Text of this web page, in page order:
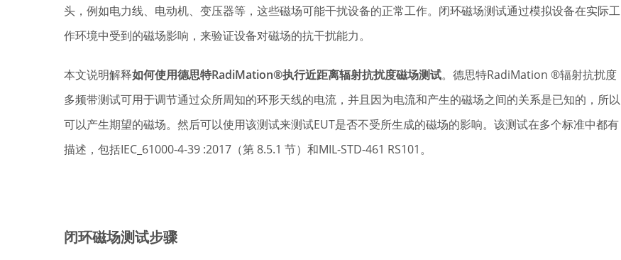
头，例如电力线、电动机、变压器等，这些磁场可能干扰设备的正常工作。闭环磁场测试通过模拟设备在实际工
作环境中受到的磁场影响，来验证设备对磁场的抗干扰能力。
本文说明解释如何使用德思特RadiMation®执行近距离辐射抗扰度磁场测试。德思特RadiMation ®辐射抗扰度
多频带测试可用于调节通过众所周知的环形天线的电流，并且因为电流和产生的磁场之间的关系是已知的，所以
可以产生期望的磁场。然后可以使用该测试来测试EUT是否不受所生成的磁场的影响。该测试在多个标准中都有
描述，包括IEC_61000-4-39 :2017（第 8.5.1 节）和MIL-STD-461 RS101。
闭环磁场测试步骤